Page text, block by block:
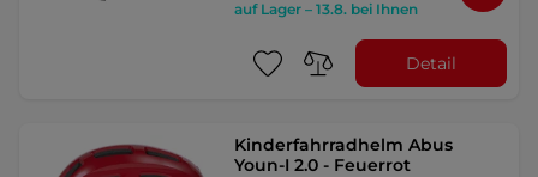
auf Lager – 13.8. bei Ihnen
Detail
Kinderfahrradhelm Abus
Youn-I 2.0 - Feuerrot